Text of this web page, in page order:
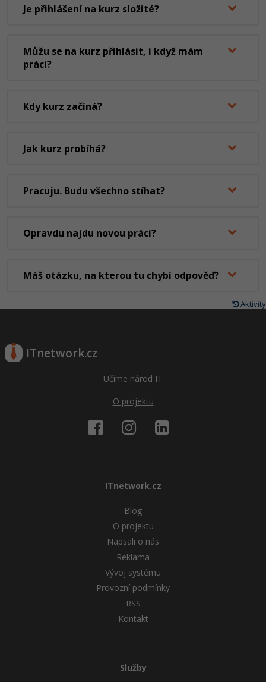
Je přihlášení na kurz složité?
Můžu se na kurz přihlásit, i když mám
práci?
Kdy kurz začíná?
Jak kurz probíhá?
Pracuju. Budu všechno stíhat?
Opravdu najdu novou práci?
Máš otázku, na kterou tu chybí odpověď?
Aktivity
ITnetwork.cz
Učíme národ IT
O projektu
ITnetwork.cz
Blog
O projektu
Napsali o nás
Reklama
Vývoj systému
Provozní podmínky
RSS
Kontakt
Služby